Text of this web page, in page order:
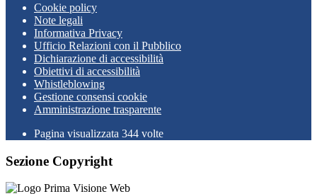
Cookie policy
Note legali
Informativa Privacy
Ufficio Relazioni con il Pubblico
Dichiarazione di accessibilità
Obiettivi di accessibilità
Whistleblowing
Gestione consensi cookie
Amministrazione trasparente
Pagina visualizzata 344 volte
Sezione Copyright